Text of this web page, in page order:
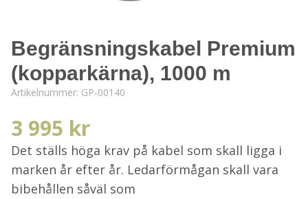
Begränsningskabel Premium
(kopparkärna), 1000 m
Artikelnummer: GP-00140
3 995 kr
Det ställs höga krav på kabel som skall ligga i
marken år efter år. Ledarförmågan skall vara
bibehållen såväl som